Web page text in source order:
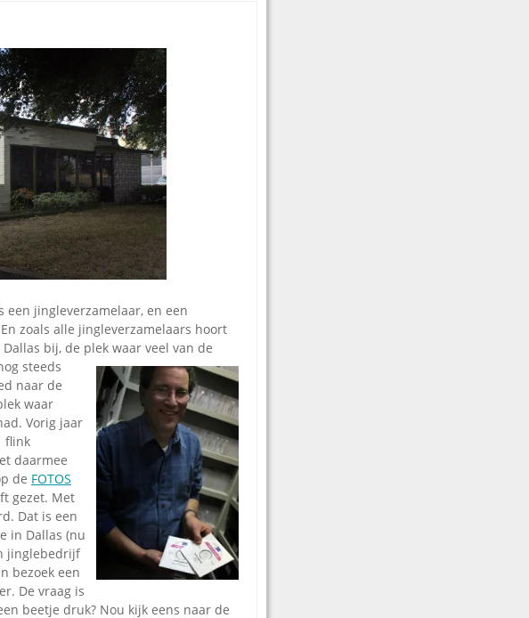
hun
& Tanner in
Format in
Voormekaar in
een jingleverzamelaar, en een
zoals alle jingleverzamelaars hoort
bij, de plek waar veel van de
steeds
naar de
waar
Vorig jaar
flink
daarmee
de FOTOS
gezet. Met
Dat is een
in Dallas (nu
jinglebedrijf
bezoek een
De vraag is
beetje druk? Nou kijk eens naar de